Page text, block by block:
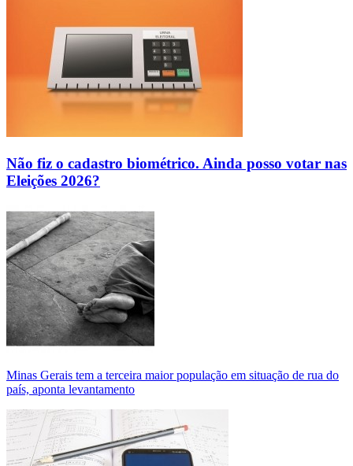
Não fiz o cadastro biométrico. Ainda posso votar nas
Eleições 2026?
Minas Gerais tem a terceira maior população em situação de rua do
país, aponta levantamento